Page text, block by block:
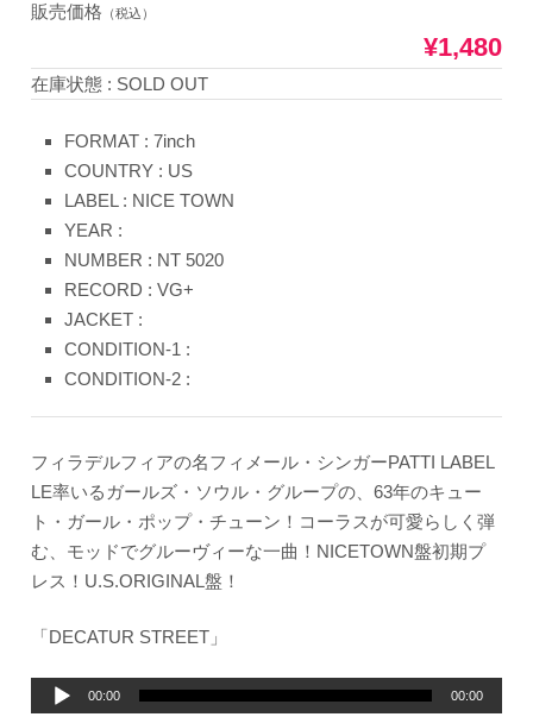
販売価格 （税込）
¥1,480
在庫状態 : SOLD OUT
FORMAT : 7inch
COUNTRY : US
LABEL : NICE TOWN
YEAR :
NUMBER : NT 5020
RECORD : VG+
JACKET :
CONDITION-1 :
CONDITION-2 :
フィラデルフィアの名フィメール・シンガーPATTI LABEL
LE率いるガールズ・ソウル・グループの、63年のキュー
ト・ガール・ポップ・チューン！コーラスが可愛らしく弾
む、モッドでグルーヴィーな一曲！NICETOWN盤初期プ
レス！U.S.ORIGINAL盤！
「DECATUR STREET」
00:00 00:00